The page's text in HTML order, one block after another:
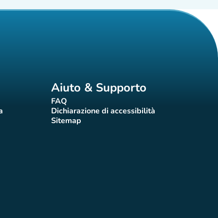
Aiuto & Supporto
FAQ(nuova scheda)
Dichiarazione di accessibilità
(nuova scheda)
Sitemap(nuova scheda)